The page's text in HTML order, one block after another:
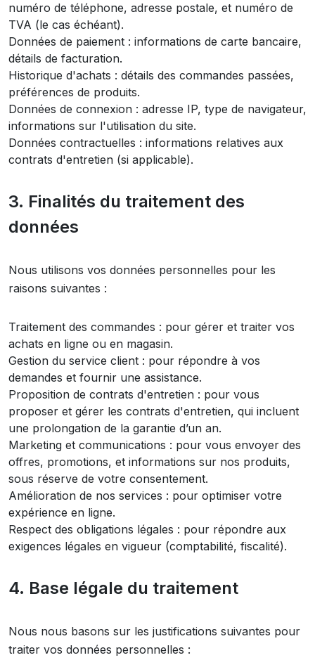
numéro de téléphone, adresse postale, et numéro de
TVA (le cas échéant).
Données de paiement : informations de carte bancaire,
détails de facturation.
Historique d'achats : détails des commandes passées,
préférences de produits.
Données de connexion : adresse IP, type de navigateur,
informations sur l'utilisation du site.
Données contractuelles : informations relatives aux
contrats d'entretien (si applicable).
3. Finalités du traitement des
données
Nous utilisons vos données personnelles pour les
raisons suivantes :
Traitement des commandes : pour gérer et traiter vos
achats en ligne ou en magasin.
Gestion du service client : pour répondre à vos
demandes et fournir une assistance.
Proposition de contrats d'entretien : pour vous
proposer et gérer les contrats d'entretien, qui incluent
une prolongation de la garantie d’un an.
Marketing et communications : pour vous envoyer des
offres, promotions, et informations sur nos produits,
sous réserve de votre consentement.
Amélioration de nos services : pour optimiser votre
expérience en ligne.
Respect des obligations légales : pour répondre aux
exigences légales en vigueur (comptabilité, fiscalité).
4. Base légale du traitement
Nous nous basons sur les justifications suivantes pour
traiter vos données personnelles :